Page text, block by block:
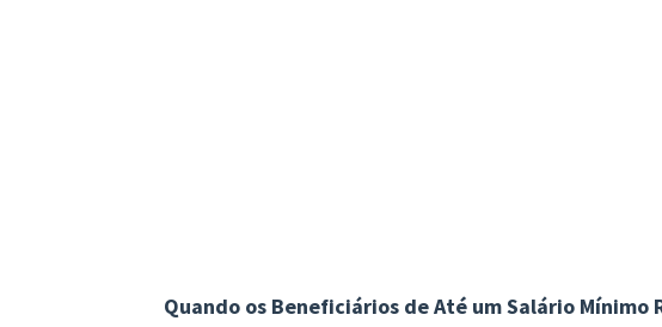
Quando os Beneficiários de Até um Salário Mínimo